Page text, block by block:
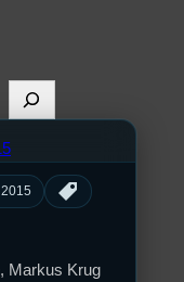
Markus Krug